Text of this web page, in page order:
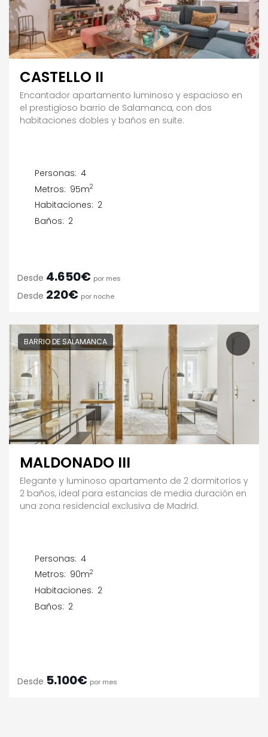
CASTELLO II
Encantador apartamento luminoso y espacioso en
el prestigioso barrio de Salamanca, con dos
habitaciones dobles y baños en suite.
Personas: 4
Metros: 95m2
Habitaciones: 2
Baños: 2
Desde 4.650€ por mes
Desde 220€ por noche
BARRIO DE SALAMANCA
MALDONADO III
Elegante y luminoso apartamento de 2 dormitorios y
2 baños, ideal para estancias de media duración en
una zona residencial exclusiva de Madrid.
Personas: 4
Metros: 90m2
Habitaciones: 2
Baños: 2
Desde 5.100€ por mes